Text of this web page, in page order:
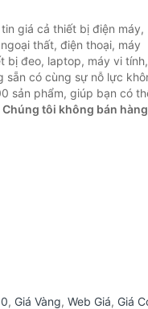
giá cả thiết bị điện máy,
thất, điện thoại, máy
bị đeo, laptop, máy vi tính,
sẵn có cùng sự nỗ lực
sản phẩm, giúp bạn có
Chúng tôi không bán
, Giá Vàng, Web Giá, Giá